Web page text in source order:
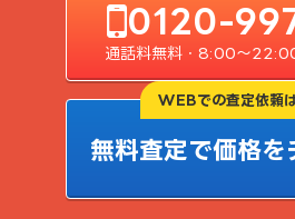
0120-
通話料無料・8:00〜22:00
WEBでの査定依頼
無料査定で価格を